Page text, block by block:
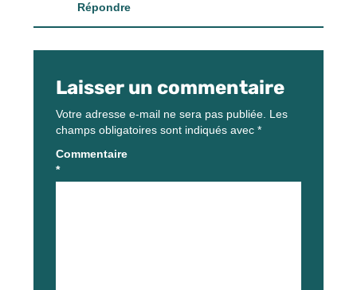
Répondre
Laisser un commentaire
Votre adresse e-mail ne sera pas publiée. Les
champs obligatoires sont indiqués avec *
Commentaire
*